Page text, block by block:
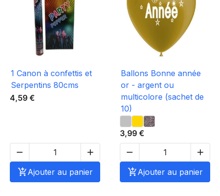
1 Canon à confettis et
Serpentins 80cms
4,59 €


Ajouter au panier
Ballons Bonne année
or - argent ou
multicolore (sachet de
10)
3,99 €


Ajouter au panier